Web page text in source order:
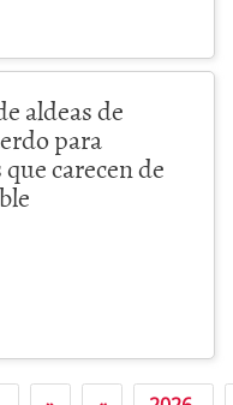
aldeas de
para
carecen de